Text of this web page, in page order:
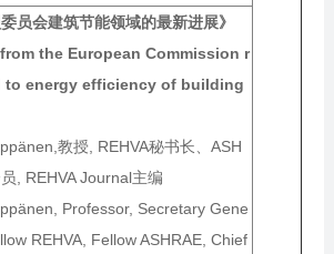
委员会建筑节能领域的最新进展》
the European Commission r
to energy efficiency of building
教授, REHVA秘书长、ASH
, REHVA Journal主编
Professor, Secretary Gene
REHVA, Fellow ASHRAE, Chief